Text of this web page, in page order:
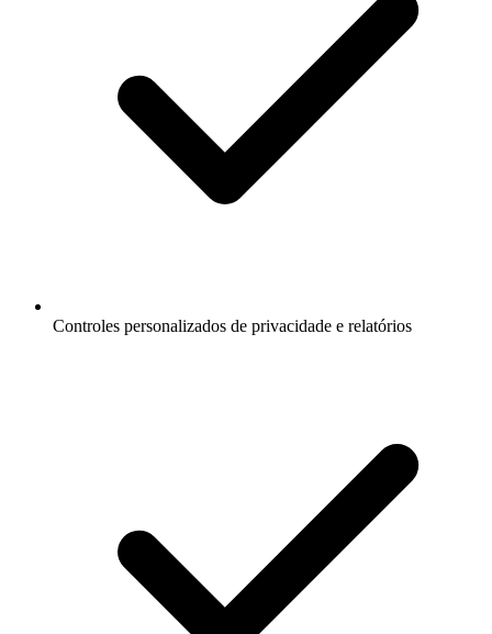
Controles personalizados de privacidade e relatórios